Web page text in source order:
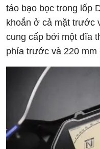
táo bạo bọc trong lốp
khoắn ở cả mặt trước
cung cấp bởi một đĩa
phía trước và 220 mm